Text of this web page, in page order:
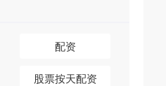
配资
股票按天配资